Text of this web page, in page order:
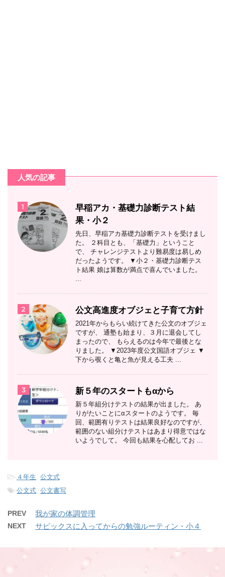
人気の記事
1
早稲アカ・基礎力診断テスト結
果・小２
先日、早稲アカ基礎力診断テストを受けまし
た。 ２科目とも、「基礎力」ということ
で、 チャレンジテストより難易度は易しめ
だったようです。 ▼小２・基礎力診断テス
ト結果 娘は算数が満点で喜んでいました。
...
2 公文高進度オブジェと子育て方針
2021年からもらい続けてきた公文のオブジェ
ですが、 通塾も始まり、３月に退会してし
まったので、 もらえるのは今年で最後とな
りました。 ▼2023年度公文国語オブジェ ▼
下から覗くと亀と魚が見える工夫 ...
3 新５年のスタートもαから
新５年組分けテストの結果が出ました。 あ
りがたいことにαスタートのようです。 毎
回、範囲有りテストは結果良好なのですが、
範囲のない組分けテストはあまり得意ではな
いようでして。 今回も結果を心配してお ...
- ４年生, 公文式
-公文式, 公文書写
PREV 我が家の体調管理
NEXT サピックスに入ってからの勉強ルーティン・小４